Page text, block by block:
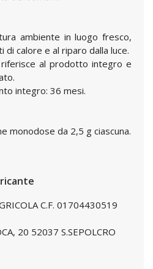
ambiente in luogo fresco,
calore e al riparo dalla luce.
al prodotto integro e
integro: 36 mesi.
monodose da 2,5 g ciascuna.
C.F. 01704430519
20 52037 S.SEPOLCRO